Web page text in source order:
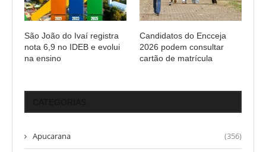
São João do Ivaí registra
nota 6,9 no IDEB e evolui
na ensino
Candidatos do Encceja
2026 podem consultar
cartão de matrícula
Apucarana (356)